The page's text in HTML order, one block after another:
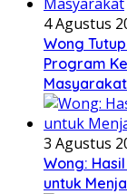
4 Agustus
Wong
Program
Masyarakat
3 Agustus
Wong:
untuk